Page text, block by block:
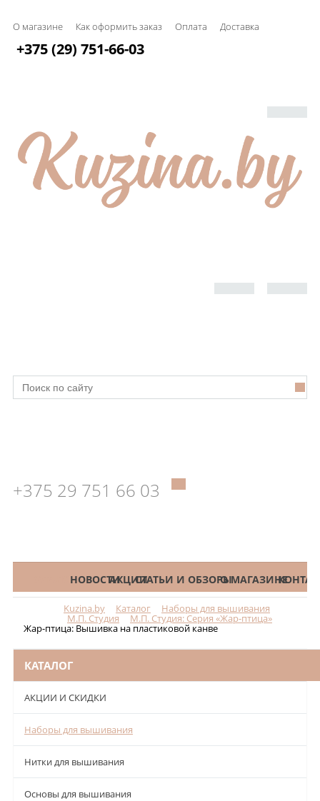
О магазине Как оформить заказ Оплата Доставка
+375 (29) 751-66-03
+375 29 751 66 03
КАТАЛОГНОВОСТИАКЦИИСТАТЬИ И ОБЗОРЫО МАГАЗИНЕ
Kuzina.by Каталог Наборы для вышивания
М.П. Студия М.П. Студия: Серия «Жар-птица»
Жар-птица: Вышивка на пластиковой канве
КАТАЛОГ
АКЦИИ И СКИДКИ
Наборы для вышивания
Нитки для вышивания
Основы для вышивания